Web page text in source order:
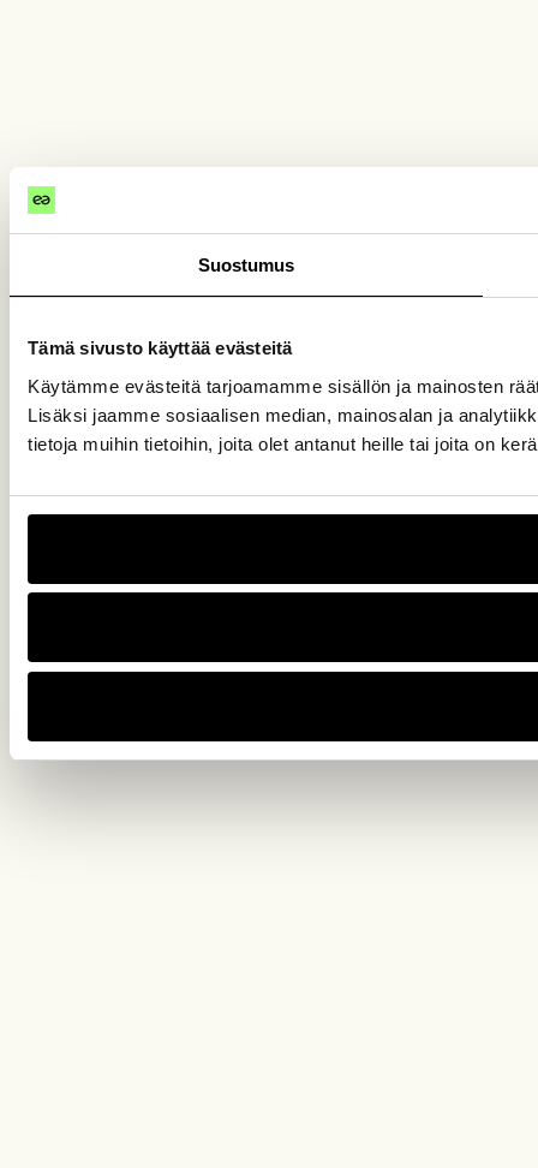
Suostumus
Tämä sivusto käyttää evästeitä
Käytämme evästeitä tarjoamamme sisällön ja mainosten
Lisäksi jaamme sosiaalisen median, mainosalan ja
tietoja muihin tietoihin, joita olet antanut heille tai joita on